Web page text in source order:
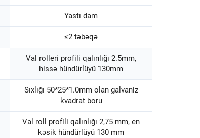
Yastı dam
≤2 təbəqə
Val rolleri profili qalınlığı 2.5mm,
hissə hündürlüyü 130mm
Sıxlığı 50*25*1.0mm olan galvaniz
kvadrat boru
Val roll profili qalınlığı 2,75 mm, en
kəsik hündürlüyü 130 mm